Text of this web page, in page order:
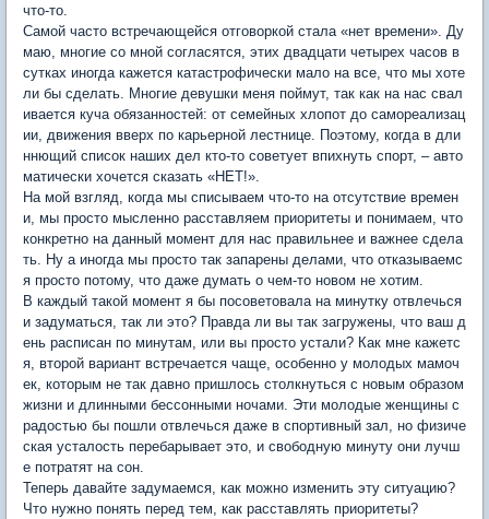
что-то.
Самой часто встречающейся отговоркой стала «нет времени». Ду
маю, многие со мной согласятся, этих двадцати четырех часов в
сутках иногда кажется катастрофически мало на все, что мы хоте
ли бы сделать. Многие девушки меня поймут, так как на нас свал
ивается куча обязанностей: от семейных хлопот до самореализац
ии, движения вверх по карьерной лестнице. Поэтому, когда в дли
ннющий список наших дел кто-то советует впихнуть спорт, – авто
матически хочется сказать «НЕТ!».
На мой взгляд, когда мы списываем что-то на отсутствие времен
и, мы просто мысленно расставляем приоритеты и понимаем, что
конкретно на данный момент для нас правильнее и важнее сдела
ть. Ну а иногда мы просто так запарены делами, что отказываемс
я просто потому, что даже думать о чем-то новом не хотим.
В каждый такой момент я бы посоветовала на минутку отвлечься
и задуматься, так ли это? Правда ли вы так загружены, что ваш д
ень расписан по минутам, или вы просто устали? Как мне кажетс
я, второй вариант встречается чаще, особенно у молодых мамоч
ек, которым не так давно пришлось столкнуться с новым образом
жизни и длинными бессонными ночами. Эти молодые женщины с
радостью бы пошли отвлечься даже в спортивный зал, но физиче
ская усталость перебарывает это, и свободную минуту они лучш
е потратят на сон.
Теперь давайте задумаемся, как можно изменить эту ситуацию?
Что нужно понять перед тем, как расставлять приоритеты?